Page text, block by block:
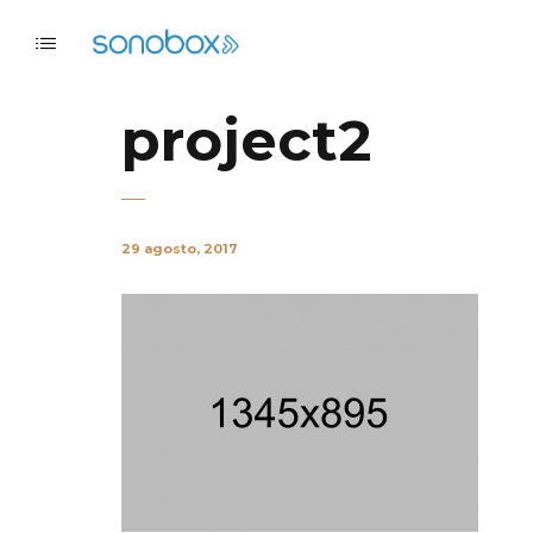
project2
29 agosto, 2017